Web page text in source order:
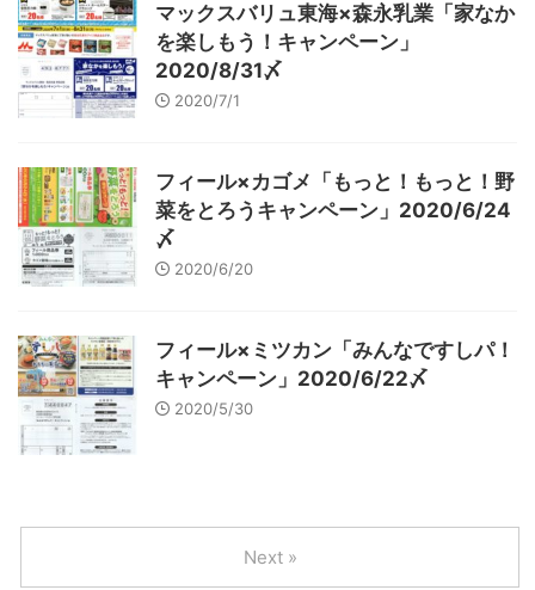
マックスバリュ東海×森永乳業「家なか
を楽しもう！キャンペーン」
2020/8/31〆
2020/7/1
フィール×カゴメ「もっと！もっと！野
菜をとろうキャンペーン」2020/6/24
〆
2020/6/20
フィール×ミツカン「みんなですしパ！
キャンペーン」2020/6/22〆
2020/5/30
Next »